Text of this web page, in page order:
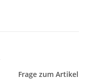
Frage zum Artikel